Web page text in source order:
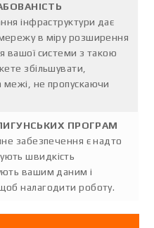
інфраструктури дає
в міру розширення
вашої системи з такою
збільшувати,
не пропускаючи
ПРОГРАМ
забезпечення є надто
швидкість
вашим даним і
налагодити роботу.